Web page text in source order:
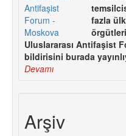
fazla
Uluslararası Antifaşist
bildirisini burada
Devamı
Arşiv